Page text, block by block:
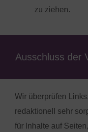
zu ziehen.
Ausschluss der
Wir überprüfen
redaktionell sehr
für Inhalte auf